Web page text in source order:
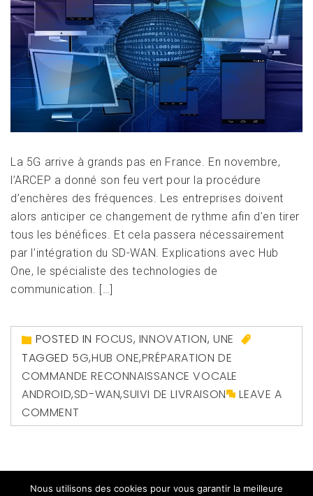
La 5G arrive à grands pas en France. En novembre,
l’ARCEP a donné son feu vert pour la procédure
d’enchères des fréquences. Les entreprises doivent
alors anticiper ce changement de rythme afin d’en tirer
tous les bénéfices. Et cela passera nécessairement
par l’intégration du SD-WAN. Explications avec Hub
One, le spécialiste des technologies de
communication. […]
POSTED IN FOCUS, INNOVATION,UNE
TAGGED 5G,HUB ONE,PRÉPARATION DE
COMMANDE RECONNAISSANCE VOCALE
ANDROID,SD-WAN,SUIVI DE LIVRAISON
LEAVE A
COMMENT
Nous utilisons des cookies pour vous garantir la meilleure